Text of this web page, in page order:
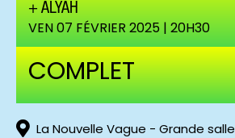
Hatik (c) Nkruma
ALYAH
VEN 07 FÉVRIER 2025 | 20H30
COMPLET
La Nouvelle Vague - Grande salle